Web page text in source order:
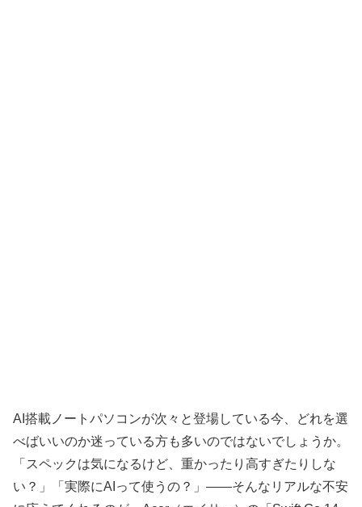
AI搭載ノートパソコンが次々と登場している今、どれを選
べばいいのか迷っている方も多いのではないでしょうか。
「スペックは気になるけど、重かったり高すぎたりしな
い？」「実際にAIって使うの？」――そんなリアルな不安